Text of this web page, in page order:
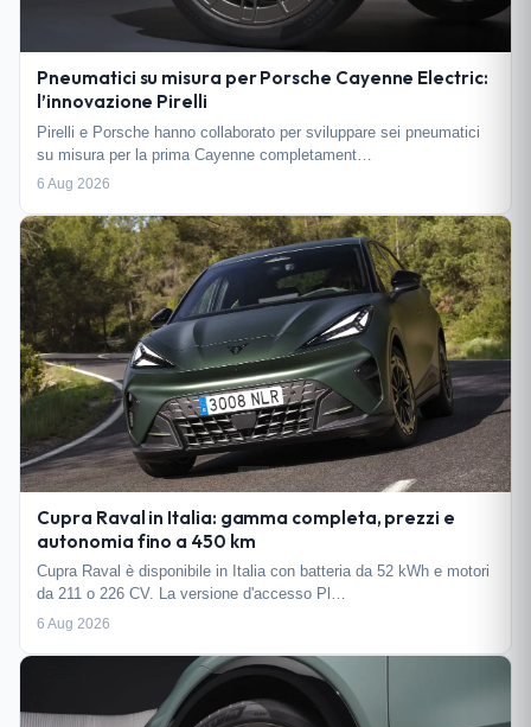
Pneumatici su misura per Porsche Cayenne Electric:
l’innovazione Pirelli
Pirelli e Porsche hanno collaborato per sviluppare sei pneumatici
su misura per la prima Cayenne completament…
6 Aug 2026
Cupra Raval in Italia: gamma completa, prezzi e
autonomia fino a 450 km
Cupra Raval è disponibile in Italia con batteria da 52 kWh e motori
da 211 o 226 CV. La versione d'accesso Pl…
6 Aug 2026